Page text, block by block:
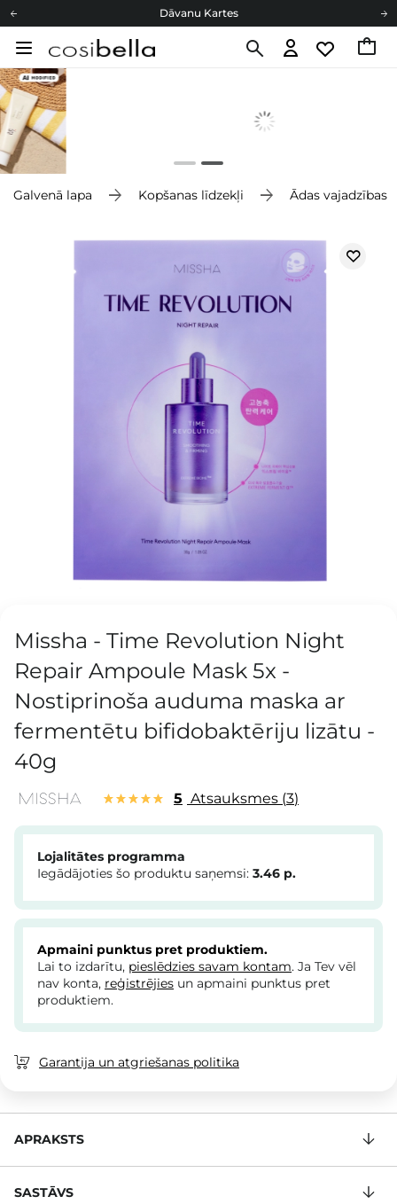
Dāvanu Kartes
Cosibella lojalitātes programma
Galvenā lapa Kopšanas līdzekļi Ādas vajadzības
Missha - Time Revolution Night
Repair Ampoule Mask 5x -
Nostiprinoša auduma maska ar
fermentētu bifidobaktēriju lizātu -
40g
5 Atsauksmes 3
Lojalitātes programma
Iegādājoties šo produktu saņemsi: 3.46 p.
Apmaini punktus pret produktiem.
Lai to izdarītu, pieslēdzies savam kontam. Ja Tev vēl
nav konta, reģistrējies un apmaini punktus pret
produktiem.
Garantija un atgriešanas politika
APRAKSTS
SASTĀVS